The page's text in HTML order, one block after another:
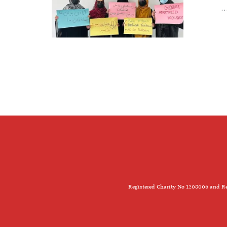
Registered Charity No 1208006 and